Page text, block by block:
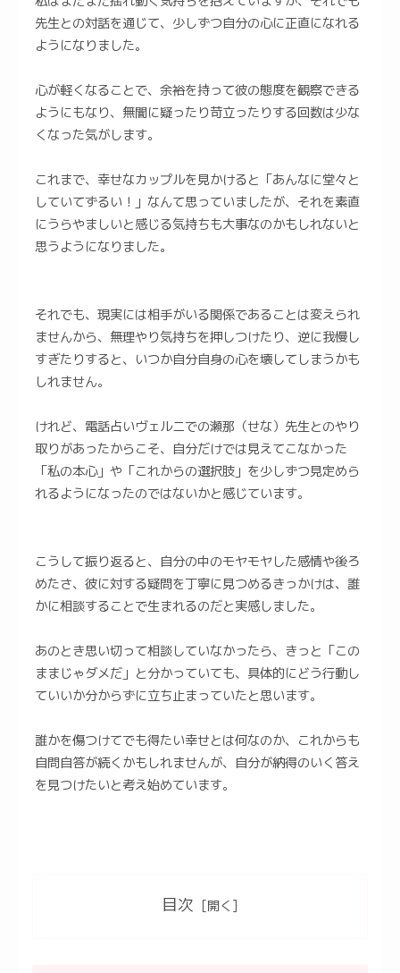
先生との対話を通じて、少しずつ自分の心に正直になれる
ようになりました。
心が軽くなることで、余裕を持って彼の態度を観察できる
ようにもなり、無闇に疑ったり苛立ったりする回数は少な
くなった気がします。
これまで、幸せなカップルを見かけると「あんなに堂々と
していてずるい！」なんて思っていましたが、それを素直
にうらやましいと感じる気持ちも大事なのかもしれないと
思うようになりました。
それでも、現実には相手がいる関係であることは変えられ
ませんから、無理やり気持ちを押しつけたり、逆に我慢し
すぎたりすると、いつか自分自身の心を壊してしまうかも
しれません。
けれど、電話占いヴェルニでの瀬那（せな）先生とのやり
取りがあったからこそ、自分だけでは見えてこなかった
「私の本心」や「これからの選択肢」を少しずつ見定めら
れるようになったのではないかと感じています。
こうして振り返ると、自分の中のモヤモヤした感情や後ろ
めたさ、彼に対する疑問を丁寧に見つめるきっかけは、誰
かに相談することで生まれるのだと実感しました。
あのとき思い切って相談していなかったら、きっと「この
ままじゃダメだ」と分かっていても、具体的にどう行動し
ていいか分からずに立ち止まっていたと思います。
誰かを傷つけてでも得たい幸せとは何なのか、これからも
自問自答が続くかもしれませんが、自分が納得のいく答え
を見つけたいと考え始めています。
目次